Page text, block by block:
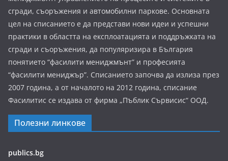
сгради, съоръжения и автомобилни паркове. Основната
цел на списанието е да представи нови идеи и успешни
практики в областта на експлоатацията и поддръжката на
сгради и съоръжения, да популяризира в България
понятието “фасилити мениджмънт” и професията
“фасилити мениджър”. Списанието започва да излиза през
2007 година, а от началото на 2012 година, списание
Фасилитис се издава от фирма „Пъблик Сървисис“ ООД.
Полезни линкове
publics.bg